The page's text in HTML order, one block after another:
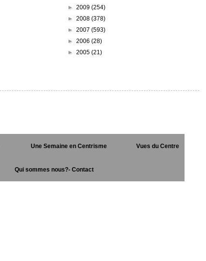
► 2009 (254)
► 2008 (378)
► 2007 (593)
► 2006 (28)
► 2005 (21)
Une Semaine en Centrisme Vues du Centre
Qui sommes nous?- Contact